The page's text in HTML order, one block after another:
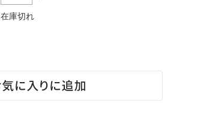
在庫切れ